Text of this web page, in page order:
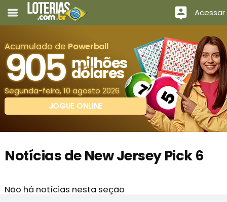
Acessar
Acumulado de Powerball
905 milhões
dólares
Segunda-feira, 10 agosto 2026
JOGUE ONLINE
Notícias de New Jersey Pick 6
Não há notícias nesta seção